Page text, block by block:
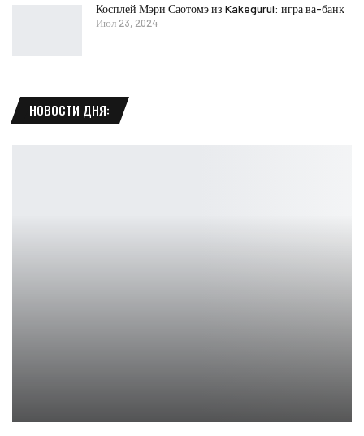
Косплей Мэри Саотомэ из Kakegurui: игра ва-банк
Июл 23, 2024
НОВОСТИ ДНЯ: